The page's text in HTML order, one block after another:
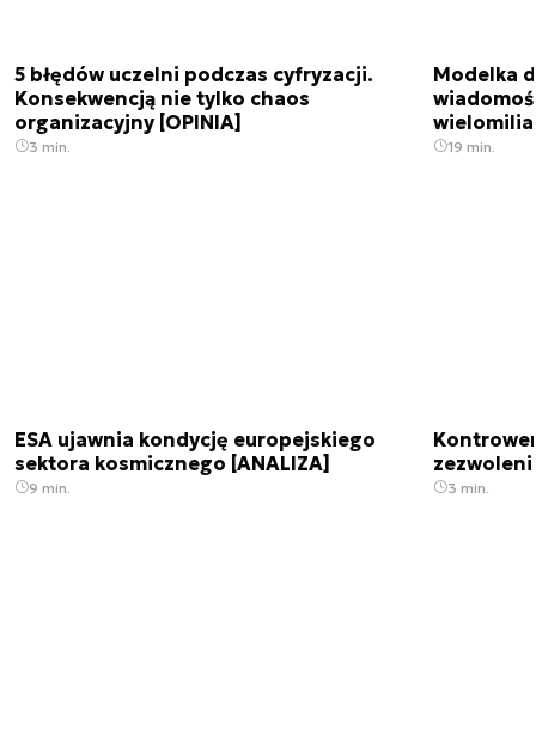
5 błędów uczelni podczas cyfryzacji.
Konsekwencją nie tylko chaos
organizacyjny [OPINIA]
3 min.
Modelka
19 min.
ESA ujawnia kondycję europejskiego
sektora kosmicznego [ANALIZA]
9 min. 3 min.